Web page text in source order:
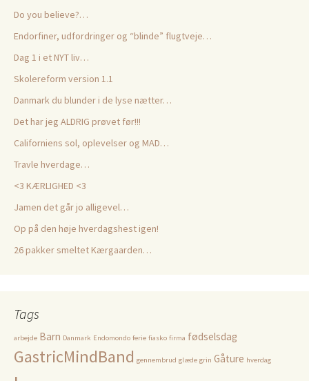
Do you believe?…
Endorfiner, udfordringer og “blinde” flugtveje…
Dag 1 i et NYT liv…
Skolereform version 1.1
Danmark du blunder i de lyse nætter…
Det har jeg ALDRIG prøvet før!!!
Californiens sol, oplevelser og MAD…
Travle hverdage…
<3 KÆRLIGHED <3
Jamen det går jo alligevel…
Op på den høje hverdagshest igen!
26 pakker smeltet Kærgaarden…
Tags
arbejde Barn Danmark Endomondo ferie fiasko firma fødselsdag
GastricMindBand gennembrud glæde grin Gåture hverdag